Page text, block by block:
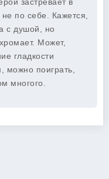
по себе. Кажется,
с душой, но
Может,
гладкости
можно поиграть,
многого.